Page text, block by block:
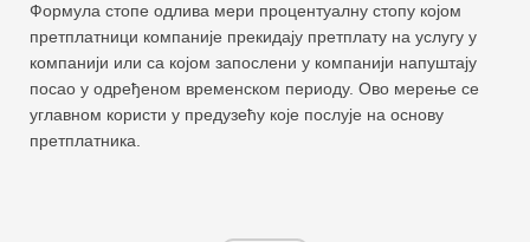
Ресурси за финансијску потврду
Водичи за финансијско моделирање
Пуни облик
Формула стопе одлива мери процентуалну стопу којом
претплатници компаније прекидају претплату на услугу у
компанији или са којом запослени у компанији напуштају
посао у одређеном временском периоду. Ово мерење се
углавном користи у предузећу које послује на основу
претплатника.